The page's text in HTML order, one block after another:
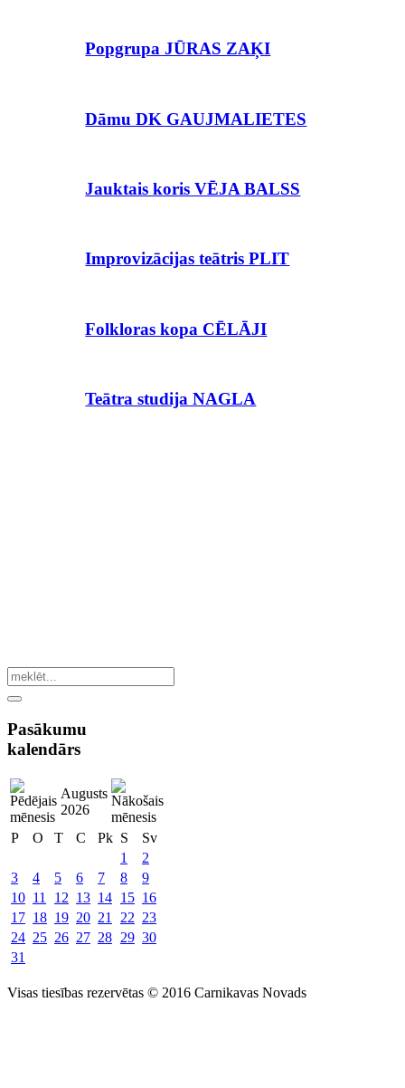
Popgrupa JŪRAS ZAĶI
Dāmu DK GAUJMALIETES
Jauktais koris VĒJA BALSS
Improvizācijas teātris PLIT
Folkloras kopa CĒLĀJI
Teātra studija NAGLA
Pasākumu
kalendārs
Augusts
2026
P
O T C Pk S
Sv
1
2
3
4 5 6 7 8
9
10 11 12 13 14 15 16
17 18 19 20 21 22 23
24 25 26 27 28 29 30
31
Visas tiesības rezervētas © 2016 Carnikavas Novads